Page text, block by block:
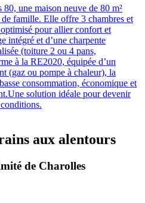
une maison neuve de 80 m²
famille. Elle offre 3 chambres et
pour allier confort et
intégré et d’une charpente
(toiture 2 ou 4 pans,
à la RE2020, équipée d’un
(gaz ou pompe à chaleur), la
consommation, économique et
solution idéale pour devenir
aux alentours
de Charolles